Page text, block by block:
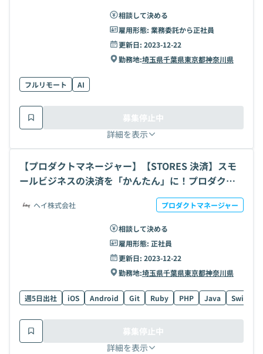
相談して決める
雇用形態: 業務委託から正社員
更新日: 2023-12-22
勤務地:埼玉県千葉県東京都神奈川県
フルリモート AI
詳細を表示
募集停止中
【プロダクトマネージャー】【STORES 決済】スモ
ールビジネスの決済を「かんたん」に！プロダクト
ヘイ株式会社 プロダクトマネージャー
相談して決める
雇用形態: 正社員
更新日: 2023-12-22
勤務地:埼玉県千葉県東京都神奈川県
週5日出社 iOS Android Git Ruby PHP Java Swift
詳細を表示
募集停止中